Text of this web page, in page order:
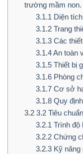
trường mầm non.
3.1.1 Diện
3.1.2Trang
3.1.3Các
3.1.4An toàn
3.1.5Thiết bị
3.1.6Phòng
3.1.7Cơ sở
3.1.8Quy
3.23.2 Tiêu
3.2.1 Trình độ
3.2.2Chứng
3.2.3Kỹ năng